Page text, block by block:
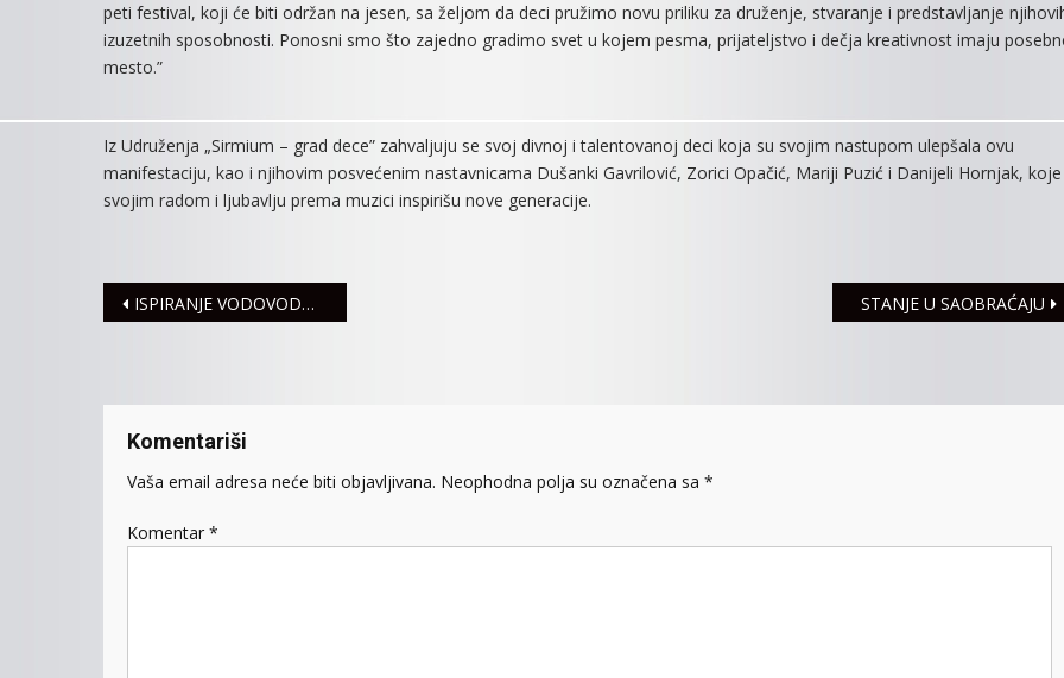
peti festival, koji će biti održan na jesen, sa željom da deci pružimo novu priliku za druženje, stvaranje i predstavljanje
izuzetnih sposobnosti. Ponosni smo što zajedno gradimo svet u kojem pesma, prijateljstvo i dečja kreativnost imaju
mesto.”
Iz Udruženja „Sirmium – grad dece” zahvaljuju se svoj divnoj i talentovanoj deci koja su svojim nastupom ulepšala ovu
manifestaciju, kao i njihovim posvećenim nastavnicama Dušanki Gavrilović, Zorici Opačić, Mariji Puzić i Danijeli Hornjak, koje
svojim radom i ljubavlju prema muzici inspirišu nove generacije.
Navigacija
ISPIRANJE VODOVODNE MREŽE U SREDU I ČETVRTAK – MOGUĆE ZAMUĆENJE VODE I NIŽI PRITISAK STANJE U SAOBRAĆAJU
Komentariši
Vaša email adresa neće biti objavljivana. Neophodna polja su označena sa *
Komentar *